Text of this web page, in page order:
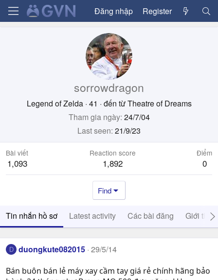
Đăng nhập Register
sorrowdragon
Legend of Zelda · 41 · đến từTheatre of Dreams
Tham gia ngày 24/7/04
Last seen 21/9/23
Bài viết
1,093
Reaction score
1,892
Điểm
0
Find
Tin nhắn hồ sơ Latest activity Các bài đăng Giới thiệu
D duongkute082015 29/5/14
Bán buôn bán lẻ máy xay cầm tay giá rẻ chính hãng bảo